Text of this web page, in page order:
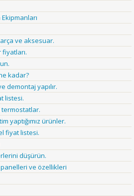
ve aksesuar.
kadar?
demontaj yapılır.
listesi.
termostatlar.
yaptığımız ürünler.
fiyat listesi.
düşürün.
ve özellikleri